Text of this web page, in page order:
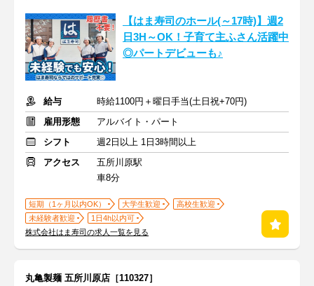
【はま寿司のホール(～17時)】週2
日3H～OK！子育て主ふさん活躍中
◎パートデビューも♪
給与
時給1100円＋曜日手当(土日祝+70円)
雇用形態
アルバイト・パート
シフト
週2日以上 1日3時間以上
アクセス
五所川原駅
車8分
短期（1ヶ月以内OK） 大学生歓迎
高校生歓迎
未経験者歓迎
1日4h以内可
株式会社はま寿司の求人一覧を見る
丸亀製麺 五所川原店［110327］